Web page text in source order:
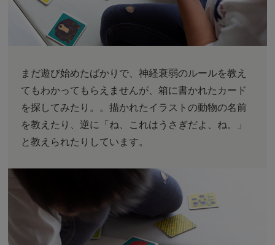
まだ遊び始めたばかりで、神経衰弱のルールを教え
てもわかってもらえませんが、箱に書かれたカード
を探してみたり。。描かれたイラストの動物の名前
を教えたり、逆に「ね、これはうさぎだよ、ね。」
と教えられたりしています。